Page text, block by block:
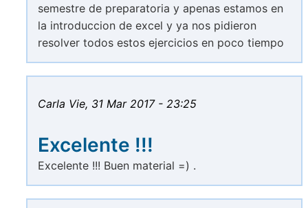
semestre de preparatoria y apenas estamos en
la introduccion de excel y ya nos pidieron
resolver todos estos ejercicios en poco tiempo
Carla Vie, 31 Mar 2017 - 23:25
Excelente !!!
Excelente !!! Buen material =) .